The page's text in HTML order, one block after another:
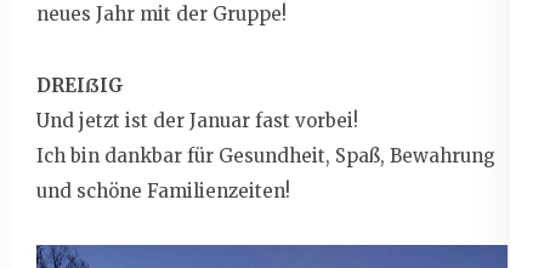
neues Jahr mit der Gruppe!
DREIßIG
Und jetzt ist der Januar fast vorbei!
Ich bin dankbar für Gesundheit, Spaß, Bewahrung
und schöne Familienzeiten!